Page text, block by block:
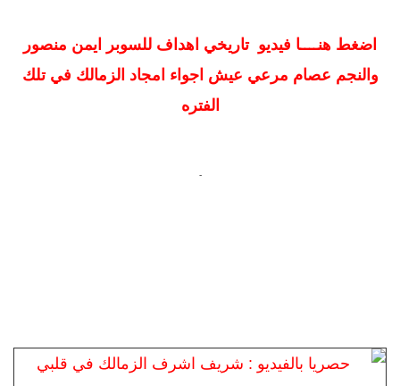
اضغط هنــــا فيديو تاريخي اهداف للسوبر ايمن منصور
والنجم عصام مرعي عيش اجواء امجاد الزمالك في تلك
الفتره
-